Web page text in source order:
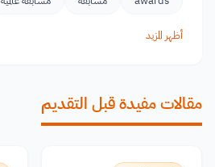
أظهر المزيد
مقالات مفيدة قبل التقديم